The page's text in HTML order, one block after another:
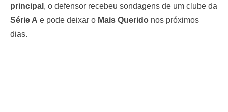
principal , o defensor recebeu sondagens de um clube da
Série A e pode deixar o Mais Querido nos próximos
dias.